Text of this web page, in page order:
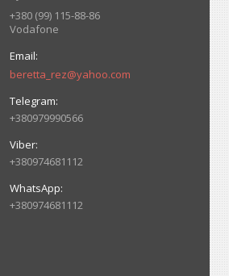
+380 (99) 115-88-86
Vodafone
beretta_rez@yahoo.com
+380979990566
+380974681112
+380974681112